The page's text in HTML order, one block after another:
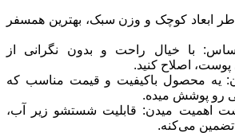
ابعاد کوچک و وزن سبک، بهترین همسفر
با خیال راحت و بدون نگرانی از
اصلاح کنید.
یه محصول باکیفیت و قیمت مناسب که
رو پوشش میده.
اهمیت میدن: قابلیت شستشو زیر آب،
می‌کنه.